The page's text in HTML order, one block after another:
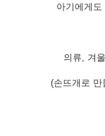
아기에게
의류, 겨
(손뜨개로